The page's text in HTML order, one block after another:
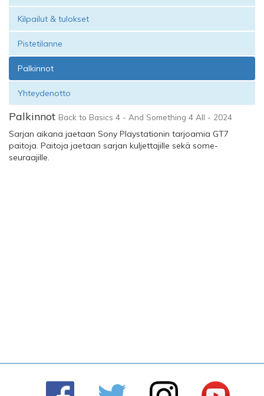
Kilpailut & tulokset
Pistetilanne
Palkinnot
Yhteydenotto
Palkinnot Back to Basics 4 - And Something 4 All - 2024
Sarjan aikana jaetaan Sony Playstationin tarjoamia GT7
paitoja. Paitoja jaetaan sarjan kuljettajille sekä some-
seuraajille.